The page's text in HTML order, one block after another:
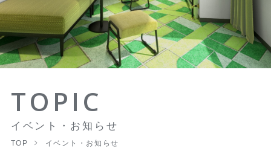
TOPIC
イベント・お知らせ
TOP イベント・お知らせ